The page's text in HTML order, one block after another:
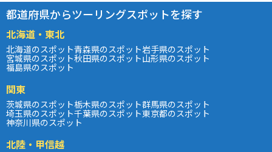
都道府県からツーリングスポットを探す
北海道・東北
北海道のスポット青森県のスポット岩手県のスポット
宮城県のスポット秋田県のスポット山形県のスポット
福島県のスポット
関東
茨城県のスポット栃木県のスポット群馬県のスポット
埼玉県のスポット千葉県のスポット東京都のスポット
神奈川県のスポット
北陸・甲信越